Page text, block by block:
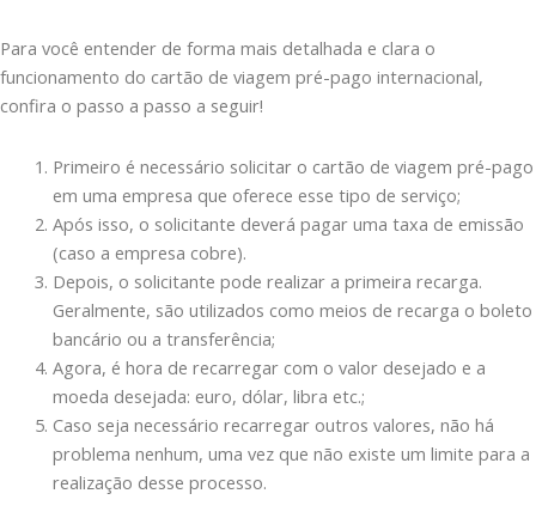
Para você entender de forma mais detalhada e clara o
funcionamento do cartão de viagem pré-pago internacional,
confira o passo a passo a seguir!
Primeiro é necessário solicitar o cartão de viagem pré-pago
em uma empresa que oferece esse tipo de serviço;
Após isso, o solicitante deverá pagar uma taxa de emissão
(caso a empresa cobre).
Depois, o solicitante pode realizar a primeira recarga.
Geralmente, são utilizados como meios de recarga o boleto
bancário ou a transferência;
Agora, é hora de recarregar com o valor desejado e a
moeda desejada: euro, dólar, libra etc.;
Caso seja necessário recarregar outros valores, não há
problema nenhum, uma vez que não existe um limite para a
realização desse processo.